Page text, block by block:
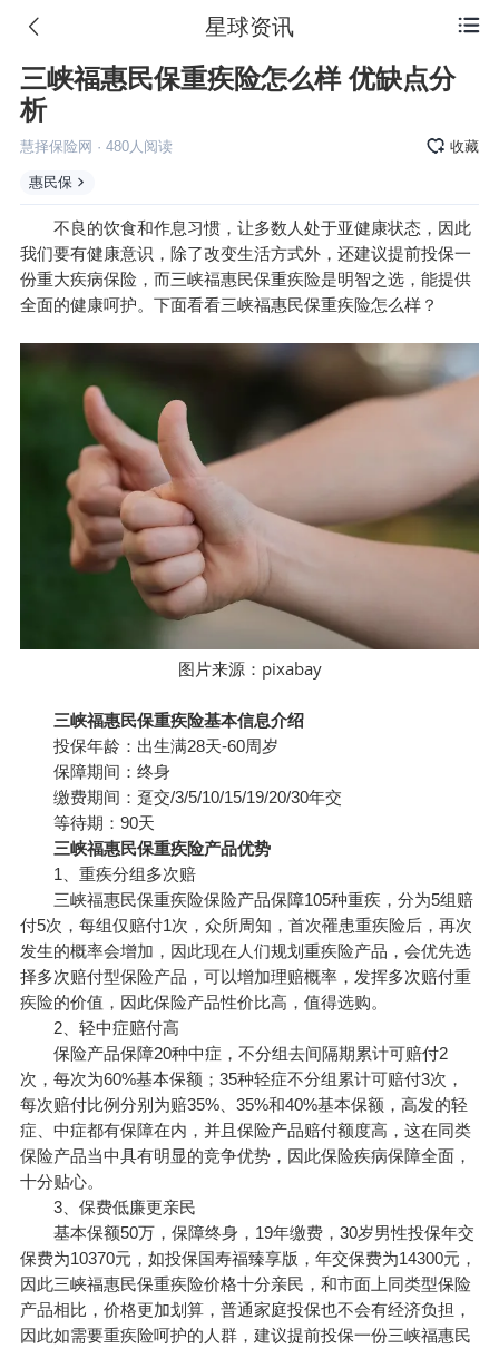
 星球资讯
三峡福惠民保重疾险怎么样 优缺点分
析
慧择保险网 · 480人阅读 收藏
惠民保
不良的饮食和作息习惯，让多数人处于亚健康状态，因此
我们要有健康意识，除了改变生活方式外，还建议提前投保一
份重大疾病保险，而三峡福惠民保重疾险是明智之选，能提供
全面的健康呵护。下面看看三峡福惠民保重疾险怎么样？
图片来源： pixabay
三峡福惠民保重疾险基本信息介绍
投保年龄：出生满28天-60周岁
保障期间：终身
缴费期间：趸交/3/5/10/15/19/20/30年交
等待期：90天
三峡福惠民保重疾险产品优势
1、重疾分组多次赔
三峡福惠民保重疾险保险产品保障105种重疾，分为5组赔
付5次，每组仅赔付1次，众所周知，首次罹患重疾险后，再次
发生的概率会增加，因此现在人们规划重疾险产品，会优先选
择多次赔付型保险产品，可以增加理赔概率，发挥多次赔付重
疾险的价值，因此保险产品性价比高，值得选购。
2、轻中症赔付高
保险产品保障20种中症，不分组去间隔期累计可赔付2
次，每次为60%基本保额；35种轻症不分组累计可赔付3次，
每次赔付比例分别为赔35%、35%和40%基本保额，高发的轻
症、中症都有保障在内，并且保险产品赔付额度高，这在同类
保险产品当中具有明显的竞争优势，因此保险疾病保障全面，
十分贴心。
3、保费低廉更亲民
基本保额50万，保障终身，19年缴费，30岁男性投保年交
保费为10370元，如投保国寿福臻享版，年交保费为14300元，
因此三峡福惠民保重疾险价格十分亲民，和市面上同类型保险
产品相比，价格更加划算，普通家庭投保也不会有经济负担，
因此如需要重疾险呵护的人群，建议提前投保一份三峡福惠民